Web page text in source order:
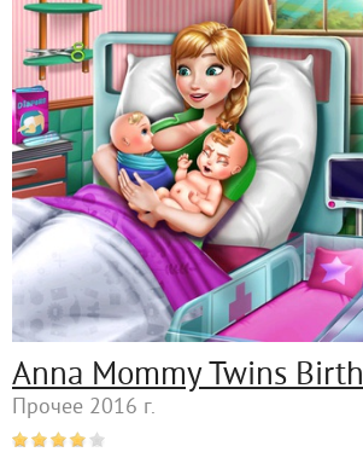
Anna Mommy Twins Birth
Прочее 2016 г.